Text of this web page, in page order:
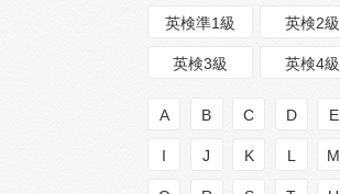
英検準1級 英検2級
英検3級 英検4級
A B C D E
I J K L M